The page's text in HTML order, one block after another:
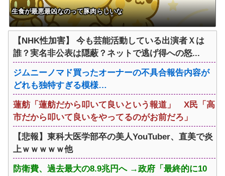
生食が最悪最凶なのって豚肉らしいな
【NHK性加害】 今も芸能活動している出演者Ｘは
誰？実名非公表は隠蔽？ネットで逃げ得への怒...
ジムニーノマド買ったオーナーの不具合報告内容が
どれも独特すぎる模様…
蓮舫「蓮舫だから叩いて良いという報道」 X民「高
市だから叩いて良いをやってるのがお前だろ」
【悲報】東科大医学部卒の美人YouTuber、直美で炎
上ｗｗｗｗｗ他
防衛費、過去最大の8.9兆円へ →政府「最終的に10